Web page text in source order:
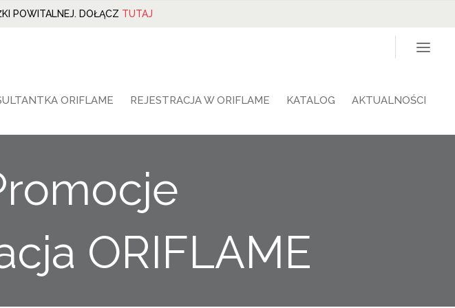
POWITALNEJ. DOŁĄCZ TUTAJ
ORIFLAME REJESTRACJA W ORIFLAME KATALOG AKTUALNOŚCI
ORIFLAME